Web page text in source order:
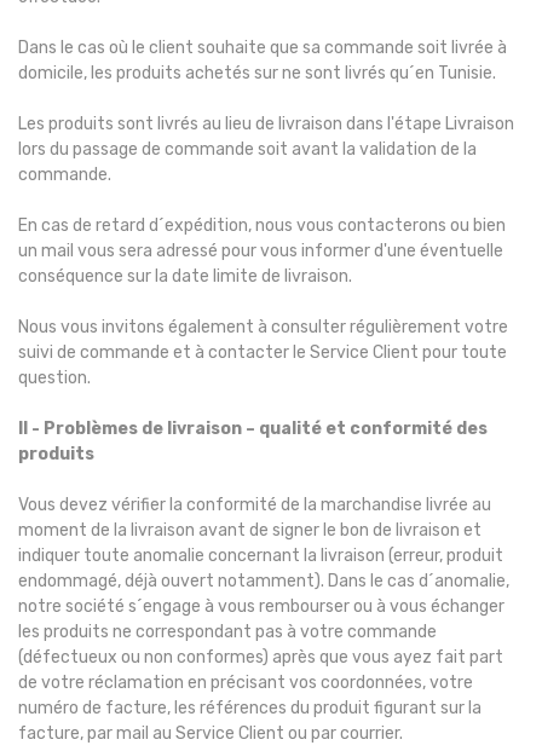
Dans le cas où le client souhaite que sa commande soit livrée à
domicile, les produits achetés sur ne sont livrés qu´en Tunisie.
Les produits sont livrés au lieu de livraison dans l'étape Livraison
lors du passage de commande soit avant la validation de la
commande.
En cas de retard d´expédition, nous vous contacterons ou bien
un mail vous sera adressé pour vous informer d'une éventuelle
conséquence sur la date limite de livraison.
Nous vous invitons également à consulter régulièrement votre
suivi de commande et à contacter le Service Client pour toute
question.
II - Problèmes de livraison – qualité et conformité des
produits
Vous devez vérifier la conformité de la marchandise livrée au
moment de la livraison avant de signer le bon de livraison et
indiquer toute anomalie concernant la livraison (erreur, produit
endommagé, déjà ouvert notamment). Dans le cas d´anomalie,
notre société s´engage à vous rembourser ou à vous échanger
les produits ne correspondant pas à votre commande
(défectueux ou non conformes) après que vous ayez fait part
de votre réclamation en précisant vos coordonnées, votre
numéro de facture, les références du produit figurant sur la
facture, par mail au Service Client ou par courrier.